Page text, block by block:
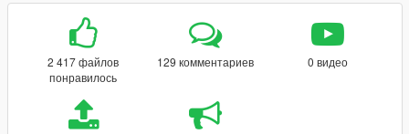
2 417 файлов
понравилось
129 комментариев 0 видео